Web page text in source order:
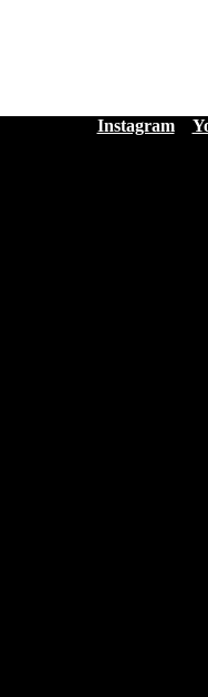
Instagram